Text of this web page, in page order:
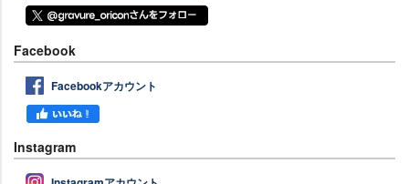
Facebook
Facebookアカウント
Instagram